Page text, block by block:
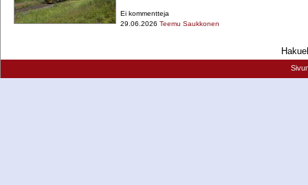
Ei kommentteja
29.06.2026 Teemu Saukkonen